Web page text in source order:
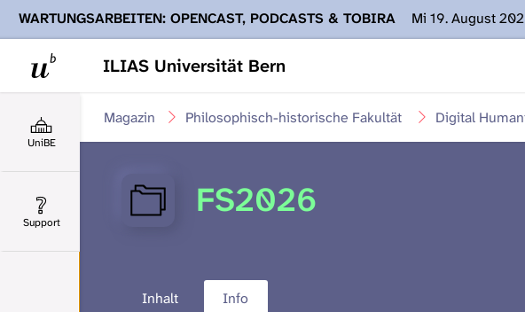
ILIAS Universität Bern
WARTUNGSARBEITEN: OPENCAST, PODCASTS & TOBIRA
Mi 19. August
Ihnen Podcasts, Opencast-Videos und Tobira nicht zur Verfügung stehen.
UniBE
Support
Digital
Philosophisch-historische Fakultät
Magazin
FS2026
Inhalt Info